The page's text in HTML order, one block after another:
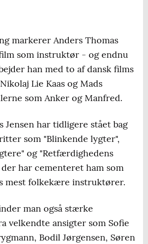
markerer Anders Thomas
som instruktør - og endnu
han med to af dansk films
Lie Kaas og Mads
som Anker og Manfred.
Jensen har tidligere stået bag
som "Blinkende lygter",
og "Retfærdighedens
har cementeret ham som
mest folkekære instruktører.
man også stærke
velkendte ansigter som Sofie
Bodil Jørgensen, Søren